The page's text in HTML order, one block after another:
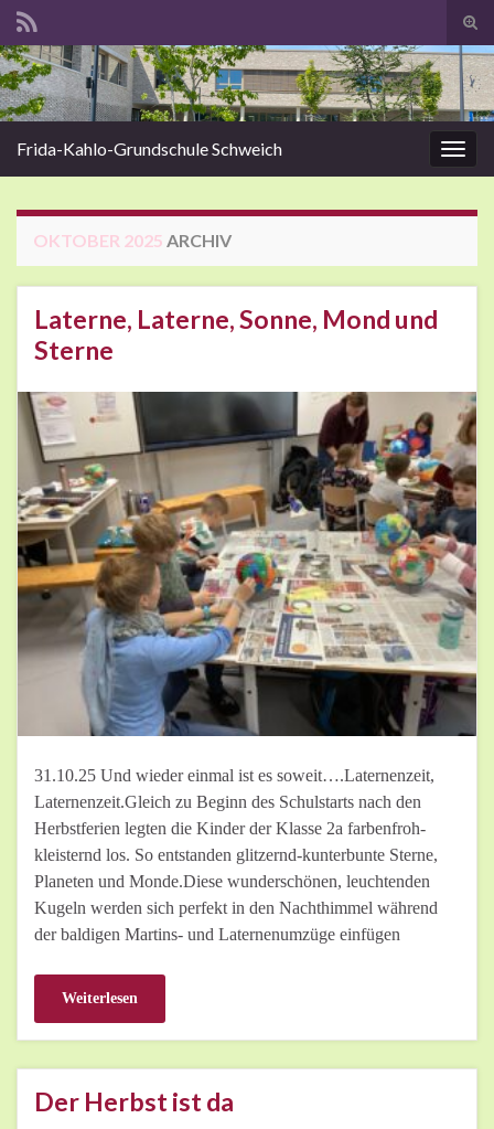
Search for:
Frida-Kahlo-Grundschule Schweich
OKTOBER 2025 ARCHIV
Laterne, Laterne, Sonne, Mond und
Sterne
31.10.25 Und wieder einmal ist es soweit….Laternenzeit,
Laternenzeit.Gleich zu Beginn des Schulstarts nach den
Herbstferien legten die Kinder der Klasse 2a farbenfroh-
kleisternd los. So entstanden glitzernd-kunterbunte Sterne,
Planeten und Monde.Diese wunderschönen, leuchtenden
Kugeln werden sich perfekt in den Nachthimmel während
der baldigen Martins- und Laternenumzüge einfügen
Weiterlesen
Der Herbst ist da